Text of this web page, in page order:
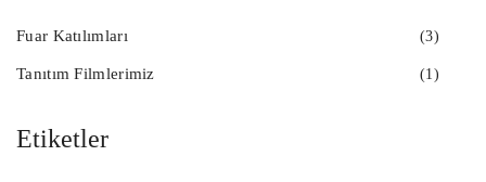
Fuar Katılımları (3)
Tanıtım Filmlerimiz (1)
Etiketler